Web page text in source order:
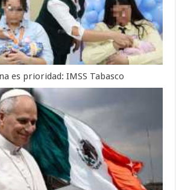
es prioridad: IMSS Tabasco